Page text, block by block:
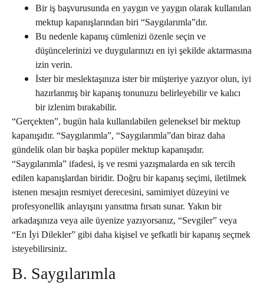
Bir iş başvurusunda en yaygın ve yaygın olarak kullanılan
mektup kapanışlarından biri “Saygılarımla”dır.
Bu nedenle kapanış cümlenizi özenle seçin ve
düşüncelerinizi ve duygularınızı en iyi şekilde aktarmasına
izin verin.
İster bir meslektaşınıza ister bir müşteriye yazıyor olun, iyi
hazırlanmış bir kapanış tonunuzu belirleyebilir ve kalıcı
bir izlenim bırakabilir.
“Gerçekten”, bugün hala kullanılabilen geleneksel bir mektup
kapanışıdır. “Saygılarımla”, “Saygılarımla”dan biraz daha
gündelik olan bir başka popüler mektup kapanışıdır.
“Saygılarımla” ifadesi, iş ve resmi yazışmalarda en sık tercih
edilen kapanışlardan biridir. Doğru bir kapanış seçimi, iletilmek
istenen mesajın resmiyet derecesini, samimiyet düzeyini ve
profesyonellik anlayışını yansıtma fırsatı sunar. Yakın bir
arkadaşınıza veya aile üyenize yazıyorsanız, “Sevgiler” veya
“En İyi Dilekler” gibi daha kişisel ve şefkatli bir kapanış seçmek
isteyebilirsiniz.
B. Saygılarımla